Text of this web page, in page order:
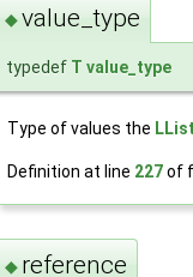
◆value_type
typedef T value_type
Type of values the
Definition at line 227of
◆ reference